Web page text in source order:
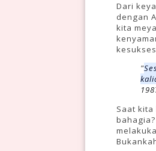
Dari
dengan
kita
"
Saat